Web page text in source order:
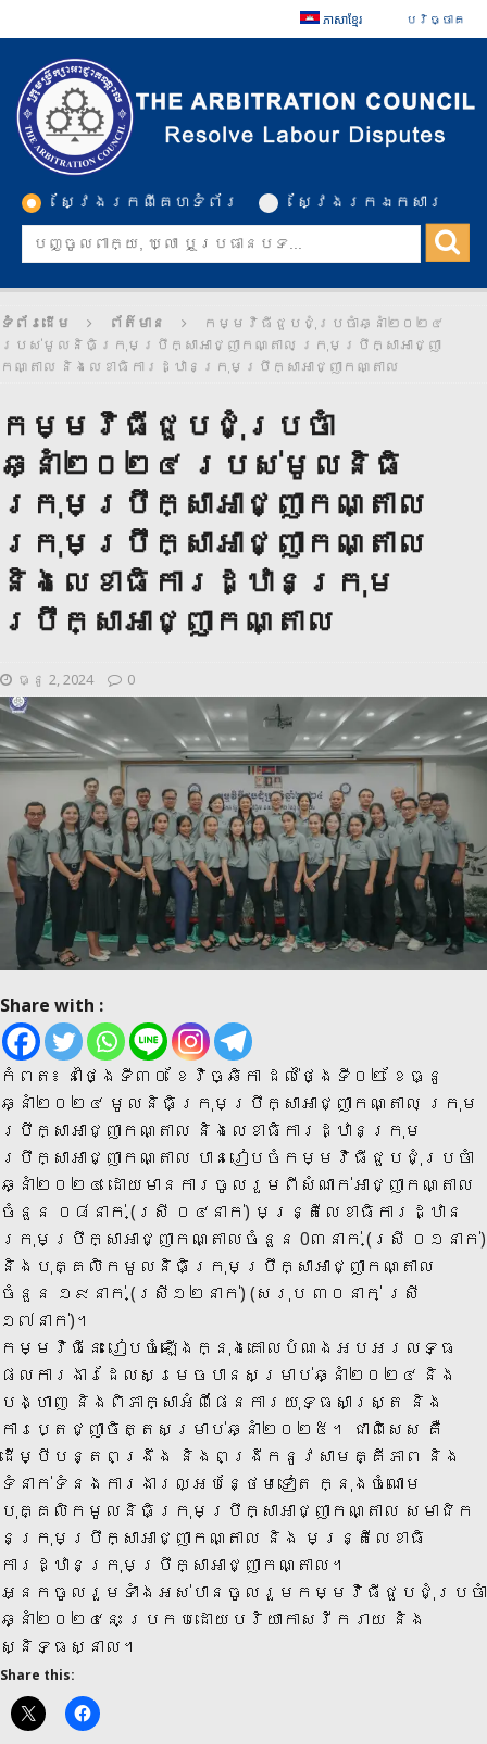
ភាសាខ្មែរ បរិច្ចាគ
ស្វែងរកពីគេហទំព័រ ស្វែងរកឯកសារ
ទំព័រដើម ព័ត៌មាន
កម្មវិធីជួបជុំប្រចាំឆ្នាំ២០២៤
របស់មូលនិធិក្រុមប្រឹក្សាអាជ្ញាកណ្តាល ក្រុមប្រឹក្សាអាជ្ញា
កណ្តាល និងលេខាធិការដ្ឋានក្រុមប្រឹក្សាអាជ្ញាកណ្តាល
កម្មវិធីជួបជុំប្រចាំ
ឆ្នាំ២០២៤ របស់មូលនិធិ
ក្រុមប្រឹក្សាអាជ្ញាកណ្តាល
ក្រុមប្រឹក្សាអាជ្ញាកណ្តាល
និងលេខាធិការដ្ឋានក្រុម
ប្រឹក្សាអាជ្ញាកណ្តាល
ធ្នូ 2, 2024 0
Share with :
កំពត៖ នាថ្ងៃទី៣០ ខែវិច្ឆិកា ដល់ថ្ងៃទី០២ ខែធ្នូ
ឆ្នាំ២០២៤ មូលនិធិក្រុមប្រឹក្សាអាជ្ញាកណ្តាល ក្រុម
ប្រឹក្សាអាជ្ញាកណ្តាល និងលេខាធិការដ្ឋានក្រុម
ប្រឹក្សាអាជ្ញាកណ្តាល បានរៀបចំកម្មវិធីជួបជុំប្រចាំ
ឆ្នាំ២០២៤ ដោយមានការចូលរួមពីសំណាក់អាជ្ញាកណ្តាល
ចំនួន ០៨នាក់ (ស្រី ០៤នាក់) មន្រ្តីលេខាធិការដ្ឋាន
ក្រុមប្រឹក្សាអាជ្ញាកណ្តាលចំនួន 0៣នាក់ (ស្រី ០១នាក់)
និងបុគ្គលិកមូលនិធិក្រុមប្រឹក្សាអាជ្ញាកណ្តាល
ចំនួន ១៩នាក់ (ស្រី១២នាក់) (សរុប ៣០នាក់ ស្រី
១៧នាក់)។
កម្មវិធីនេះ រៀបចំឡើងក្នុងគោលបំណងអបអរលទ្ធ
ផលការងារដែលសមេ្រចបានសម្រាប់ឆ្នាំ២០២៤ និង
បង្ហាញ និងពិភាក្សាអំពីផែនការយុទ្ធសាស្រ្ត និង
ការប្តេជ្ញាចិត្តសម្រាប់ឆ្នាំ២០២៥។ ជាពិសេស គឺ
ដើម្បីបន្តពង្រឹង និងពង្រីកនូវសាមគ្គីភាព និង
ទំនាក់ទំនងការងារល្អបន្ថែមទៀត ក្នុងចំណោម
បុគ្គលិកមូលនិធិក្រុមប្រឹក្សាអាជ្ញាកណ្តាល សមាជិក
នៃក្រុមប្រឹក្សាអាជ្ញាកណ្តាល និង មន្ត្រីលេខាធិ
ការដ្ឋានក្រុមប្រឹក្សាអាជ្ញាកណ្តាល។
អ្នកចូលរួមទាំងអស់បានចូលរួមកម្មវិធីជួបជុំប្រចាំ
ឆ្នាំ២០២៤នេះ ប្រកបដោយបរិយាកាសរីករាយ និង
ស្និទ្ធស្នាល។
Share this: